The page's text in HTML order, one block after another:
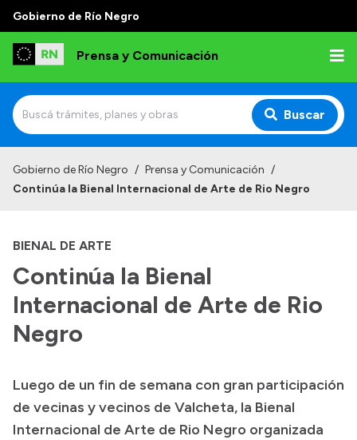
Gobierno de Río Negro
Prensa y Comunicación
Buscar
Archivo de noticias
Presupuesto
Boletín Oficial
Gobierno de Río Negro / Prensa y Comunicación /
Continúa la Bienal Internacional de Arte de Rio Negro
BIENAL DE ARTE
Continúa la Bienal
Internacional de Arte de Rio
Negro
Luego de un fin de semana con gran participación
de vecinas y vecinos de Valcheta, la Bienal
Internacional de Arte de Rio Negro organizada